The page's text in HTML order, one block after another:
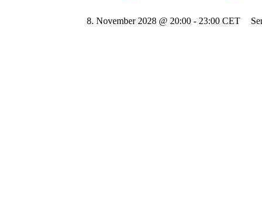
8. November 2028 @ 20:00 - 23:00 CET